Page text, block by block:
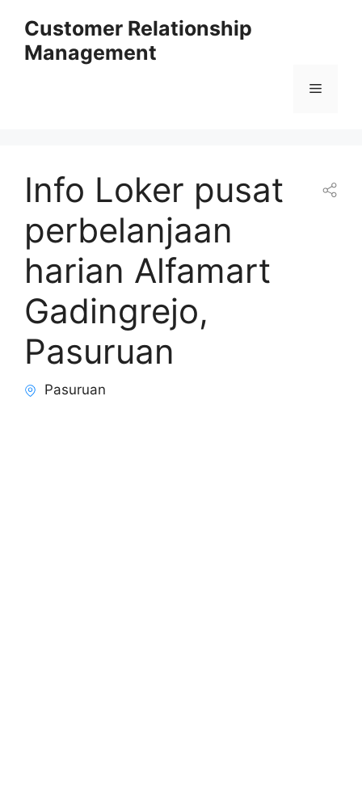
content
Customer Relationship
Management
Menu
Info Loker pusat
perbelanjaan
harian Alfamart
Gadingrejo,
Pasuruan
Pasuruan